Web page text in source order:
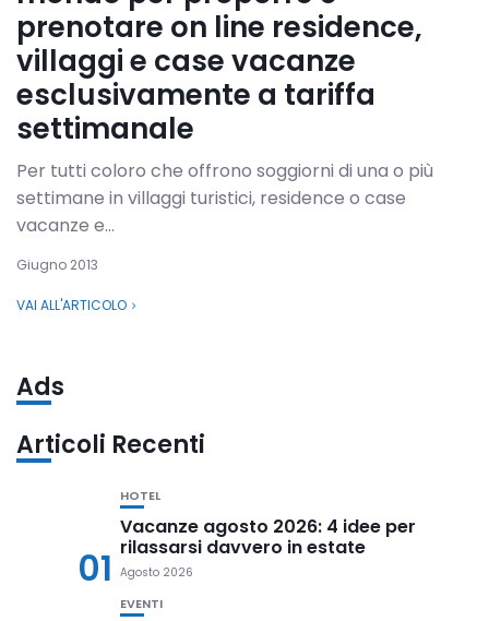
prenotare on line residence,
villaggi e case vacanze
esclusivamente a tariffa
settimanale
Per tutti coloro che offrono soggiorni di una o più
settimane in villaggi turistici, residence o case
vacanze e...
Giugno 2013
VAI ALL'ARTICOLO
Ads
Articoli Recenti
01
HOTEL
Vacanze agosto 2026: 4 idee per
rilassarsi davvero in estate
Agosto 2026
EVENTI